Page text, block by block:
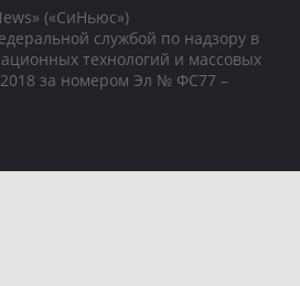
(«СиНьюс»)
службой по надзору в
технологий и массовых
за номером Эл № ФС77 –